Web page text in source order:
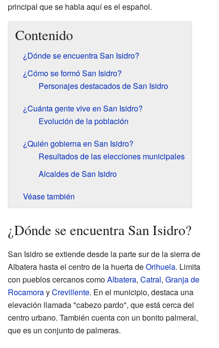
principal que se habla aquí es el español.
Contenido
¿Dónde se encuentra San Isidro?
¿Cómo se formó San Isidro?
Personajes destacados de San Isidro
¿Cuánta gente vive en San Isidro?
Evolución de la población
¿Quién gobierna en San Isidro?
Resultados de las elecciones municipales
Alcaldes de San Isidro
Véase también
¿Dónde se encuentra San Isidro?
San Isidro se extiende desde la parte sur de la sierra de
Albatera hasta el centro de la huerta deOrihuela. Limita
con pueblos cercanos comoAlbatera, Catral, Granja de
RocamorayCrevillente. En el municipio, destaca una
elevación llamada "cabezo pardo", que está cerca del
centro urbano. También cuenta con un bonito palmeral,
que es un conjunto de palmeras.